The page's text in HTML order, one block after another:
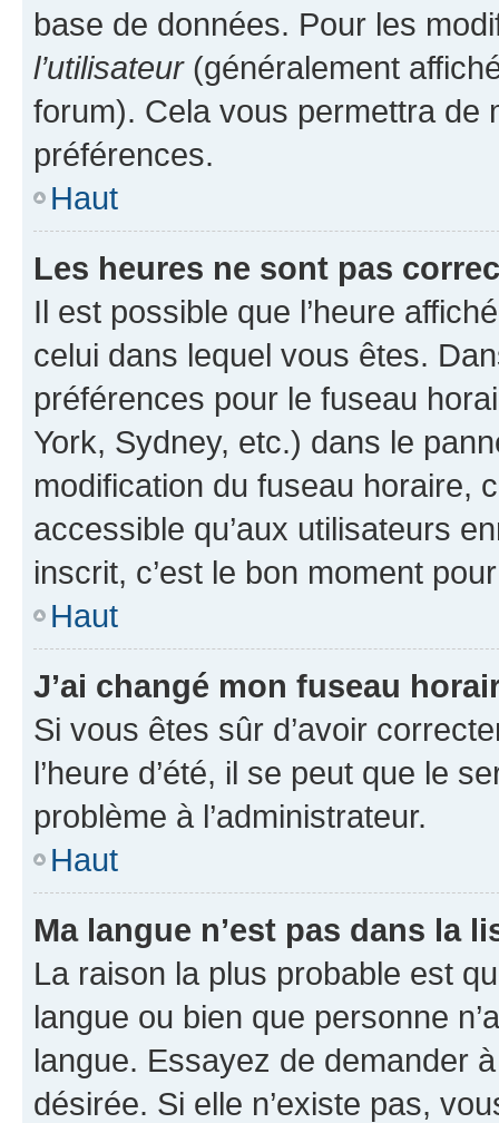
base de données. Pour les
l’utilisateur(généralement
forum). Cela vous permettra de
préférences.
Haut
Les heures ne sont pas
Il est possible que l’heure
celui dans lequel vous êtes.
préférences pour le fuseau
York, Sydney, etc.) dans le
modification du fuseau horaire,
accessible qu’aux utilisateurs
inscrit, c’est le bon moment
Haut
J’ai changé mon fuseau
Si vous êtes sûr d’avoir
l’heure d’été, il se peut que le
problème à l’administrateur.
Haut
Ma langue n’est pas dans la
La raison la plus probable est
langue ou bien que personne
langue. Essayez de demander
désirée. Si elle n’existe pas,